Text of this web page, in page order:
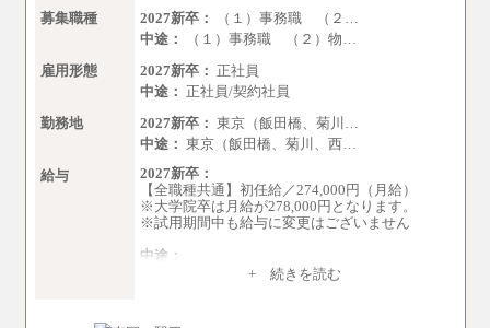
募集職種
2027新卒：
（１）事務職 （２…
中途：
（１）事務職 （２）物…
雇用形態
2027新卒： 正社員
中途： 正社員/契約社員
勤務地
2027新卒： 東京（飯田橋、菊川…
中途： 東京（飯田橋、菊川、西…
給与
2027新卒：
【全職種共通】初任給／274,000円（月給）
※大学院卒は月給が278,000円となります。
※試用期間中も給与に変更はございません
中途：
（１）～（４）274,000円（月給）～
+ 続きを読む